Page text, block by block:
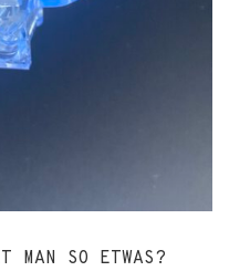
MAN SO ETWAS?